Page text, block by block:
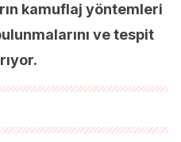
kamuflaj yöntemleri
ve tespit
güvenilirliklerini,